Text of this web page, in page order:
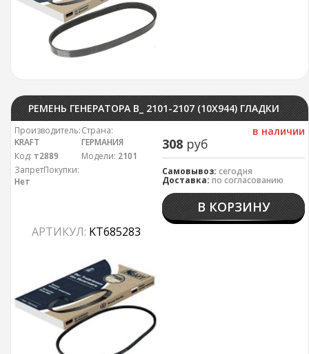
РЕМЕНЬ ГЕНЕРАТОРА В_ 2101-2107 (10X944) ГЛАДКИЙ KRAFT
в наличии
308 руб
Самовывоз: сегодня
Доставка: по согласованию
В КОРЗИНУ
АРТИКУЛ: KT685283
Производитель:
KRAFT
Код: т2889
ЗапретПокупки:
Нет
Страна:
ГЕРМАНИЯ
Модели: 2101